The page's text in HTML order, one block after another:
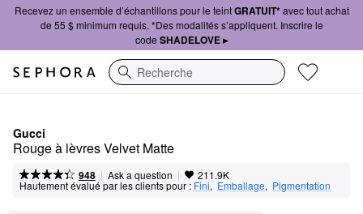
Recevez un ensemble d’échantillons pour le teintGRATUIT*avec tout achat
de 55 $ minimum requis. *Des modalités s’appliquent. Inscrire le
code SHADELOVE ▸
Recherche
Gucci
Rouge à lèvres Velvet Matte
948 | Ask a question | 211.9K
Hautement évalué par les clients pour : Fini, Emballage, Pigmentation